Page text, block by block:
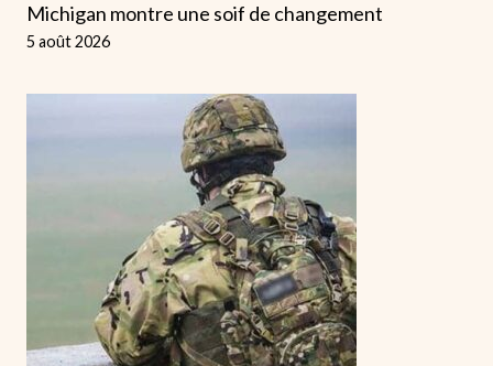
Michigan montre une soif de changement
5 août 2026